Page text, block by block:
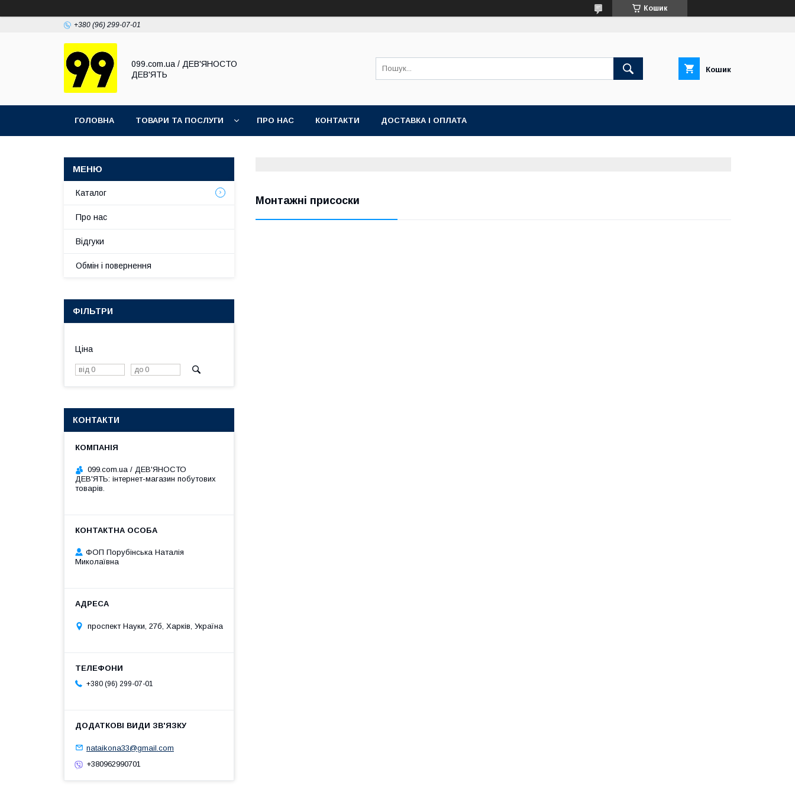
Кошик
+380 (96) 299-07-01
099.com.ua / ДЕВ'ЯНОСТО
ДЕВ'ЯТЬ
Кошик
ГОЛОВНА ТОВАРИ ТА ПОСЛУГИ ПРО НАС КОНТАКТИ ДОСТАВКА І ОПЛАТА
Монтажні присоски
Каталог
Про нас
Відгуки
Обмін і повернення
ФІЛЬТРИ
Ціна
КОНТАКТИ
099.com.ua / ДЕВ'ЯНОСТО
ДЕВ'ЯТЬ: інтернет-магазин побутових
товарів.
ФОП Порубінська Наталія
Миколаївна
проспект Науки, 27б, Харків, Україна
+380 (96) 299-07-01
nataikona33@gmail.com
+380962990701